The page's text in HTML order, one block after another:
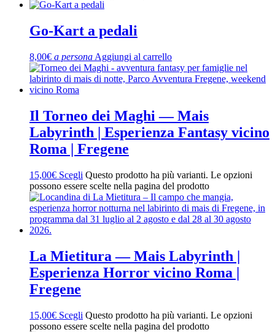
Go-Kart a pedali
8,00€ a persona Aggiungi al carrello
Il Torneo dei Maghi — Mais
Labyrinth | Esperienza Fantasy vicino
Roma | Fregene
15,00€ Scegli Questo prodotto ha più varianti. Le opzioni
possono essere scelte nella pagina del prodotto
La Mietitura — Mais Labyrinth |
Esperienza Horror vicino Roma |
Fregene
15,00€ Scegli Questo prodotto ha più varianti. Le opzioni
possono essere scelte nella pagina del prodotto